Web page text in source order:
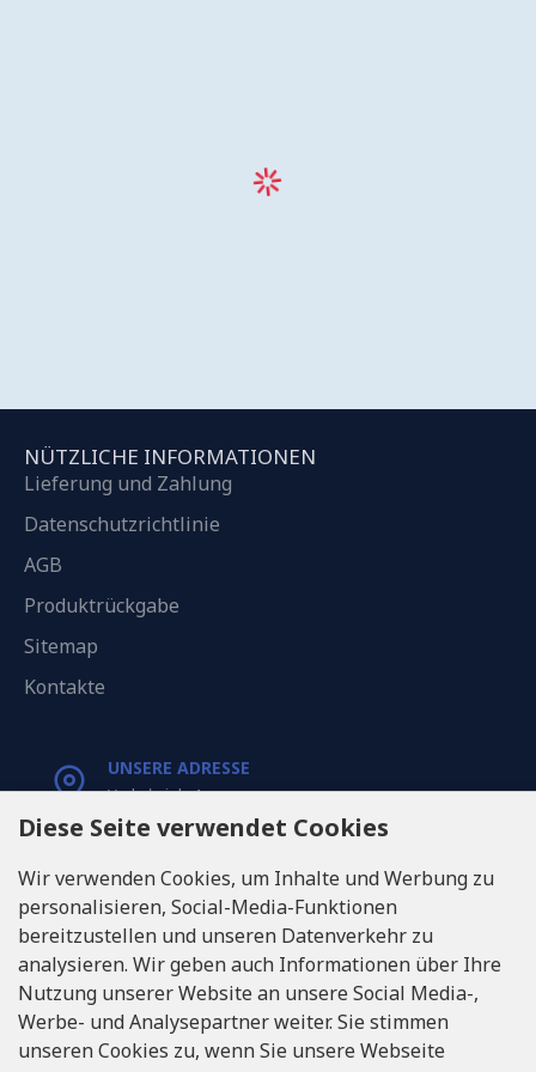
NÜTZLICHE INFORMATIONEN
Lieferung und Zahlung
Datenschutzrichtlinie
AGB
Produktrückgabe
Sitemap
Kontakte
UNSERE ADRESSE
Varkaļu iela 1,
Riga, Latvia, LV1067
RUFEN SIE UNS
Tel: +371 20371100
INFO@LUKONS.COM
UNTERNEHMENS-DETAILS
Diese Seite verwendet Cookies
Wir verwenden Cookies, um Inhalte und Werbung zu
personalisieren, Social-Media-Funktionen
bereitzustellen und unseren Datenverkehr zu
analysieren. Wir geben auch Informationen über Ihre
Nutzung unserer Website an unsere Social Media-,
Werbe- und Analysepartner weiter. Sie stimmen
unseren Cookies zu, wenn Sie unsere Webseite